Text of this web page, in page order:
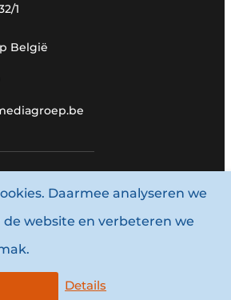
1
België
- 2026 Louwersmediagroep.
voorwaarden
Daarmee analyseren we
website en verbeteren we
Details